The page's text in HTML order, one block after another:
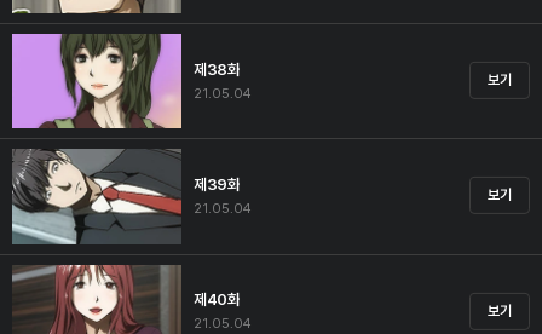
제38화
21.05.04
보기
제39화
21.05.04
보기
제40화
21.05.04
보기